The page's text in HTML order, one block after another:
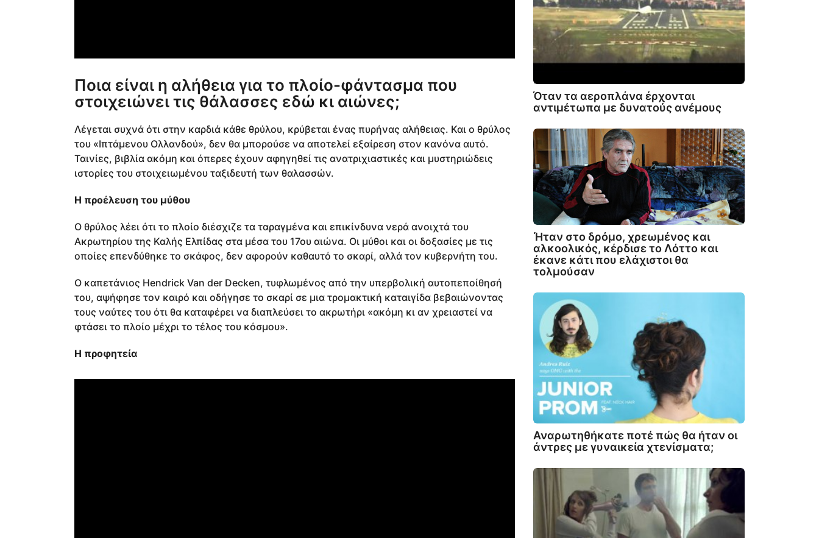
Ποια είναι η αλήθεια για το πλοίο-φάντασμα που
στοιχειώνει τις θάλασσες εδώ κι αιώνες;
Λέγεται συχνά ότι στην καρδιά κάθε θρύλου, κρύβεται ένας πυρήνας αλήθειας. Και ο θρύλος
του «Ιπτάμενου Ολλανδού», δεν θα μπορούσε να αποτελεί εξαίρεση στον κανόνα αυτό.
Ταινίες, βιβλία ακόμη και όπερες έχουν αφηγηθεί τις ανατριχιαστικές και μυστηριώδεις
ιστορίες του στοιχειωμένου ταξιδευτή των θαλασσών.
Η προέλευση του μύθου
Ο θρύλος λέει ότι το πλοίο διέσχιζε τα ταραγμένα και επικίνδυνα νερά ανοιχτά του
Ακρωτηρίου της Καλής Ελπίδας στα μέσα του 17ου αιώνα. Οι μύθοι και οι δοξασίες με τις
οποίες επενδύθηκε το σκάφος, δεν αφορούν καθαυτό το σκαρί, αλλά τον κυβερνήτη του.
Ο καπετάνιος Hendrick Van der Decken, τυφλωμένος από την υπερβολική αυτοπεποίθησή
του, αψήφησε τον καιρό και οδήγησε το σκαρί σε μια τρομακτική καταιγίδα βεβαιώνοντας
τους ναύτες του ότι θα καταφέρει να διαπλεύσει το ακρωτήρι «ακόμη κι αν χρειαστεί να
φτάσει το πλοίο μέχρι το τέλος του κόσμου».
Η προφητεία
Όταν τα αεροπλάνα έρχονται
αντιμέτωπα με δυνατούς ανέμους
Ήταν στο δρόμο, χρεωμένος και
αλκοολικός, κέρδισε το Λόττο και
έκανε κάτι που ελάχιστοι θα
τολμούσαν
Αναρωτηθήκατε ποτέ πώς θα ήταν οι
άντρες με γυναικεία χτενίσματα;